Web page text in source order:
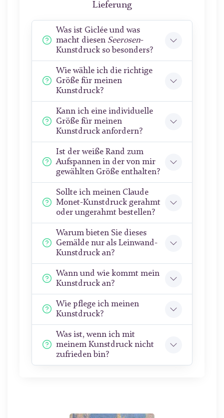
Lieferung
Was ist Giclée und was
macht diesen Seerosen-
Kunstdruck so besonders?
Wie wähle ich die richtige
Größe für meinen
Kunstdruck?
Kann ich eine individuelle
Größe für meinen
Kunstdruck anfordern?
Ist der weiße Rand zum
Aufspannen in der von mir
gewählten Größe enthalten?
Sollte ich meinen Claude
Monet-Kunstdruck gerahmt
oder ungerahmt bestellen?
Warum bieten Sie dieses
Gemälde nur als Leinwand-
Kunstdruck an?
Wann und wie kommt mein
Kunstdruck an?
Wie pflege ich meinen
Kunstdruck?
Was ist, wenn ich mit
meinem Kunstdruck nicht
zufrieden bin?